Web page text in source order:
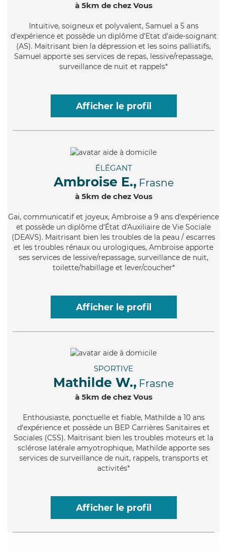
à 5km de chez Vous
Intuitive, soigneux et polyvalent, Samuel a 5 ans
d'expérience et possède un diplôme d'Etat d'aide-soignant
(AS). Maitrisant bien la dépression et les soins palliatifs,
Samuel apporte ses services de repas, lessive/repassage,
surveillance de nuit et rappels*
Afficher le profil
ÉLÉGANT
Ambroise E., Frasne
à 5km de chez Vous
Gai, communicatif et joyeux, Ambroise a 9 ans d'expérience
et possède un diplôme d'État d'Auxiliaire de Vie Sociale
(DEAVS). Maitrisant bien les troubles de la peau / escarres
et les troubles rénaux ou urologiques, Ambroise apporte
ses services de lessive/repassage, surveillance de nuit,
toilette/habillage et lever/coucher*
Afficher le profil
SPORTIVE
Mathilde W., Frasne
à 5km de chez Vous
Enthousiaste, ponctuelle et fiable, Mathilde a 10 ans
d'expérience et possède un BEP Carrières Sanitaires et
Sociales (CSS). Maitrisant bien les troubles moteurs et la
sclérose latérale amyotrophique, Mathilde apporte ses
services de surveillance de nuit, rappels, transports et
activités*
Afficher le profil